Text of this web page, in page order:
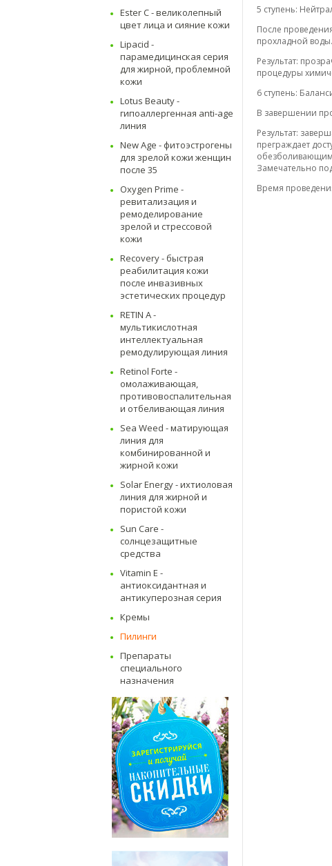
Ester С - великолепный
цвет лица и сияние кожи
Lipacid -
парамедицинская серия
для жирной, проблемной
кожи
Lotus Beauty -
гипоаллергенная anti-age
линия
New Age - фитоэстрогены
для зрелой кожи женщин
после 35
Oxygen Prime -
ревитализация и
ремоделирование
зрелой и стрессовой
кожи
Recovery - быстрая
реабилитация кожи
после инвазивных
эстетических процедур
RETIN A -
мультикислотная
интеллектуальная
ремодулирующая линия
Retinol Forte -
омолаживающая,
противовоспалительная
и отбеливающая линия
Sea Weed - матирующая
линия для
комбинированной и
жирной кожи
Solar Energy - ихтиоловая
линия для жирной и
пористой кожи
Sun Care -
солнцезащитные
средства
Vitamin E -
антиоксидантная и
антикуперозная серия
Кремы
Пилинги
Препараты
специального
назначения
5 ступень:
После
прохладной воды.
Результат:
процедуры
6 ступень:
В завершении
Результат:
преграждает
обезболивающим
Замечательно
Время